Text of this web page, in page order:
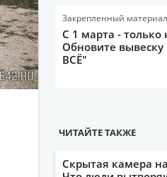
Закрепленный материал
С 1 марта - только
Обновите вывеску
ВСЁ"
ЧИТАЙТЕ ТАКЖЕ
Скрытая камера